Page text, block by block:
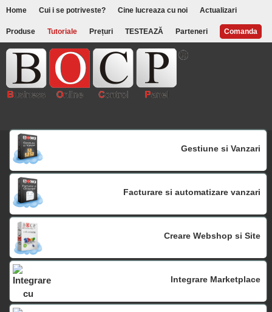
Home Cui i se potriveste? Cine lucreaza cu noi Actualizari
Produse Tutoriale Prețuri TESTEAZĂ Parteneri Comanda
Gestiune si Vanzari
Facturare si automatizare vanzari
Creare Webshop si Site
Integrare Marketplace